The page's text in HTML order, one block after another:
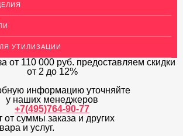
ЛЕСТНИЦ
УГОЛОК
УТИЛИЗАЦИИ
от 110 000 руб. предоставляем скидки
от 2 до 12%
информацию уточняйте
у наших менеджеров
+7(495)764-90-77
от суммы заказа и других
и услуг.